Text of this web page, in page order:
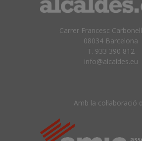
Carrer Francesc
08034 Barcelona
T. 933 390 812
info@alcaldes.eu
Amb la col·laboració